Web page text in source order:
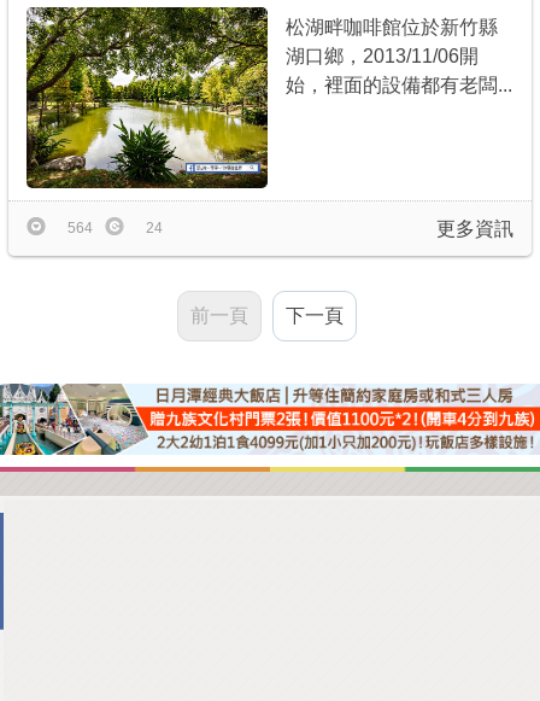
松湖畔咖啡館位於新竹縣
湖口鄉，2013/11/06開
始，裡面的設備都有老闆...
更多資訊
564 24
前一頁 下一頁